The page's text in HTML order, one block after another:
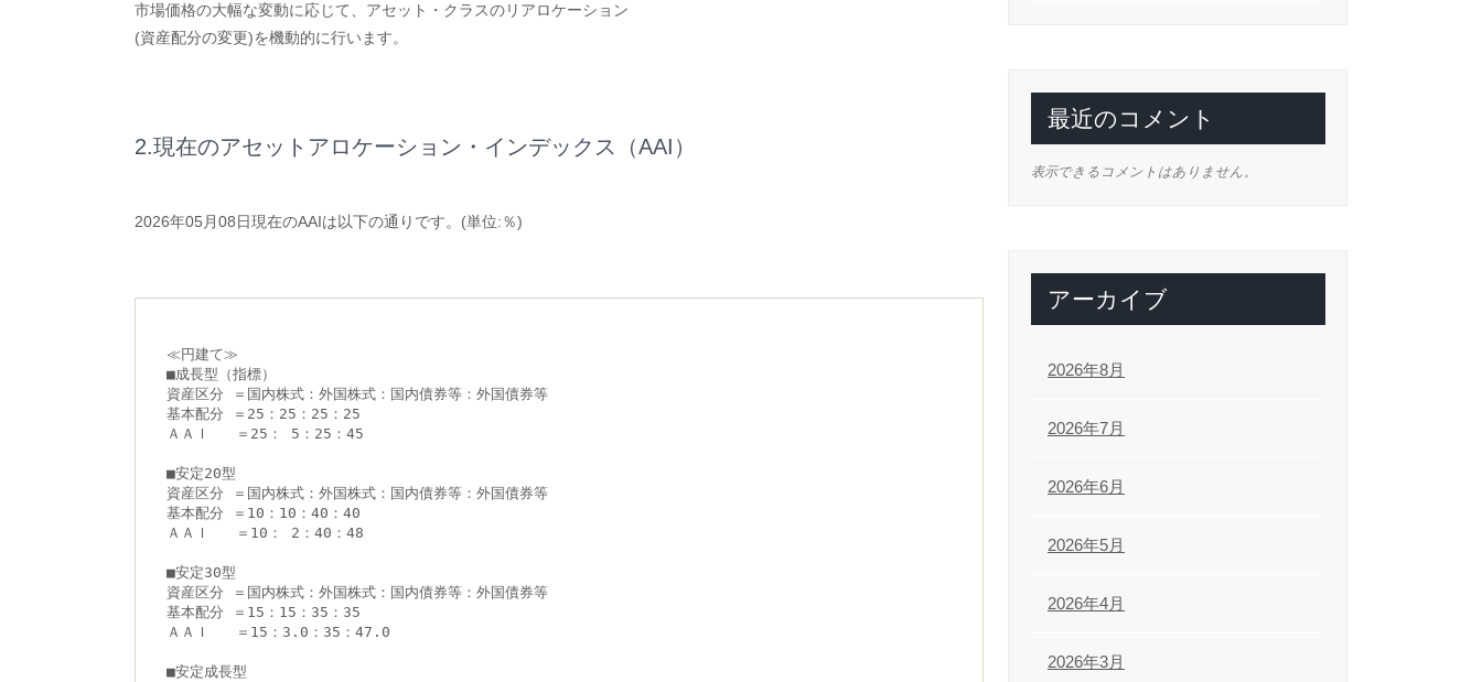
市場価格の大幅な変動に応じて、アセット・クラスのリアロケーション
(資産配分の変更)を機動的に行います。
2.現在のアセットアロケーション・インデックス（AAI）
2026年05月08日現在のAAIは以下の通りです。(単位:％)
≪円建て≫
■成長型（指標）
資産区分 ＝国内株式：外国株式：国内債券等：外国債券等
基本配分 ＝25：25：25：25
ＡＡＩ   ＝25： 5：25：45
■安定20型
資産区分 ＝国内株式：外国株式：国内債券等：外国債券等
基本配分 ＝10：10：40：40
ＡＡＩ   ＝10： 2：40：48
■安定30型
資産区分 ＝国内株式：外国株式：国内債券等：外国債券等
基本配分 ＝15：15：35：35
ＡＡＩ   ＝15：3.0：35：47.0
■安定成長型
最近のコメント
表示できるコメントはありません。
アーカイブ
2026年8月
2026年7月
2026年6月
2026年5月
2026年4月
2026年3月